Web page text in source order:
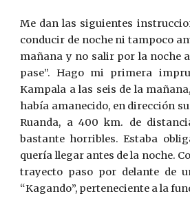
Me dan las siguientes
conducir de noche ni tampoco
mañana y no salir por la noche
pase”. Hago mi primera
Kampala a las seis de la
había amanecido, en dirección
Ruanda, a 400 km. de
bastante horribles. Estaba
quería llegar antes de la noche.
trayecto paso por delante de
“Kagando”, perteneciente a la